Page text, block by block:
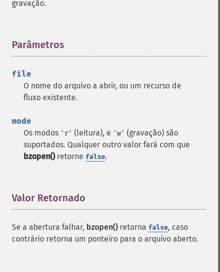
gravação.
Parâmetros
file
O nome do arquivo a abrir, ou um recurso de
fluxo existente.
mode
Os modos 'r' (leitura), e 'w' (gravação) são
suportados. Qualquer outro valor fará com que
bzopen()retorne false.
Valor Retornado
Se a abertura falhar, bzopen() retorna false, caso
contrário retorna um ponteiro para o arquivo aberto.